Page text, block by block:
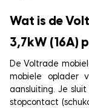
Wat is de
3,7kW (16A)
De Voltrade
mobiele oplader
aansluiting. Je
stopcontact